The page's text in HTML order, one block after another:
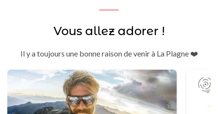
Vous allez adorer !
Il y a toujours une bonne raison de venir à La Plagne ❤️